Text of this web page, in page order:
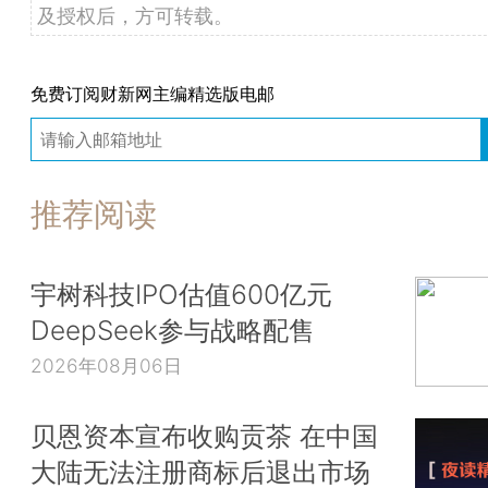
及授权后，方可转载。
免费订阅财新网主编精选版电邮
推荐阅读
宇树科技IPO估值600亿元
DeepSeek参与战略配售
2026年08月06日
贝恩资本宣布收购贡茶 在中国
大陆无法注册商标后退出市场